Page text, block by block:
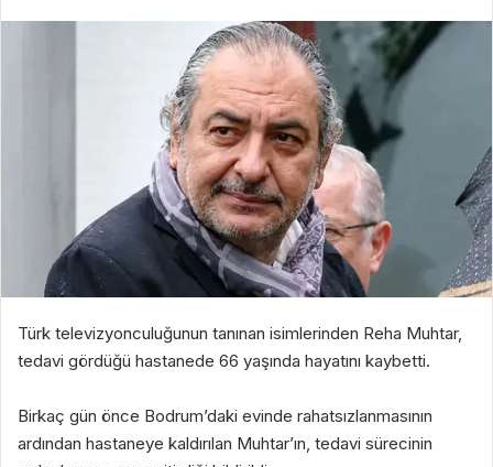
Türk televizyonculuğunun tanınan isimlerinden Reha Muhtar,
tedavi gördüğü hastanede 66 yaşında hayatını kaybetti.
Birkaç gün önce Bodrum’daki evinde rahatsızlanmasının
ardından hastaneye kaldırılan Muhtar’ın, tedavi sürecinin